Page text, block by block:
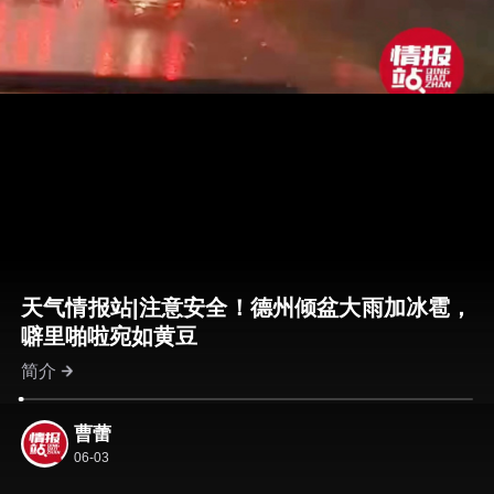
天气情报站|注意安全！德州倾盆大雨加冰雹，
噼里啪啦宛如黄豆
简介
曹蕾
06-03